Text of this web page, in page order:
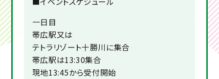
一日目
帯広駅又は
テトラリゾート十勝川に集合
帯広駅は13:30集合
現地13:45から受付開始